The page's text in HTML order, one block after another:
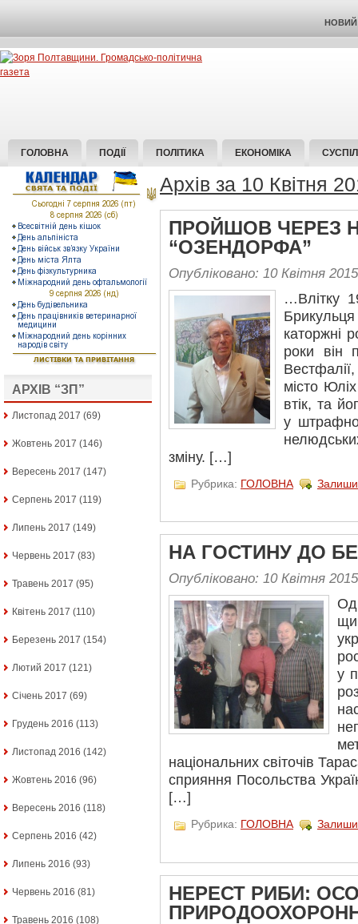
НОВИЙ
ГОЛОВНА ПОДІЇ ПОЛІТИКА ЕКОНОМІКА
АРХІВ “ЗП”
Листопад 2017 (69)
Жовтень 2017 (146)
Вересень 2017 (147)
Серпень 2017 (119)
Липень 2017 (149)
Червень 2017 (83)
Травень 2017 (95)
Квітень 2017 (110)
Березень 2017 (154)
Лютий 2017 (121)
Січень 2017 (69)
Грудень 2016 (113)
Листопад 2016 (142)
Жовтень 2016 (96)
Вересень 2016 (118)
Серпень 2016 (42)
Липень 2016 (93)
Червень 2016 (81)
Травень 2016 (108)
Архів за 10 Квітня
ПРОЙШОВ ЧЕРЕЗ
“ОЗЕНДОРФА”
Опубліковано: 10 Квітня 2015
…Влітку
каторжні
роки він
місто
втік, та
у
зміну. […]
Рубрика: ГОЛОВНА
НА ГОСТИНУ ДО
Опубліковано: 10 Квітня 2015
у
національних світочів
сприяння Посольства
[…]
Рубрика: ГОЛОВНА
НЕРЕСТ РИБИ: